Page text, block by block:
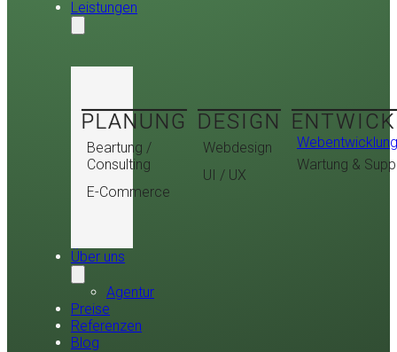
Leistungen
PLANUNG
Beartung /
Consulting
E-Commerce
DESIGN
Webdesign
UI / UX
Webentwicklung
Wartung &
Über uns
Agentur
Preise
Referenzen
Blog